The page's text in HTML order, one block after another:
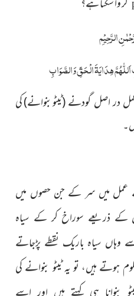
کر وا سکتا ہے؟
الرَّحِیْمِ
ھِدَایَۃَ الْحَقِّ وَالصَّوَابِ
در اصل گودنے(ٹیٹو بنوانے)کی
عمل میں سر کے جنحصوں میں
کے ذریعے سوراخ کر کے سیاہ
وہاں سیاہ باریک نقطے پڑجاتے
ہوتے ہیں، تو یہ ٹیٹو بنوانے کی
بنوانا ہی کہتے ہیں اور اسے